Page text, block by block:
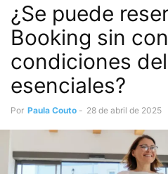
¿Se puede
Booking sin
condiciones
esenciales?
Por Paula Couto - 28 de abril de 2025